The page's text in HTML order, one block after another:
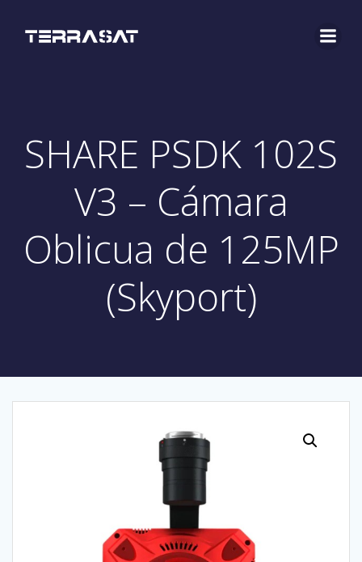
contenido
SHARE PSDK 102S
V3 – Cámara
Oblicua de 125MP
(Skyport)